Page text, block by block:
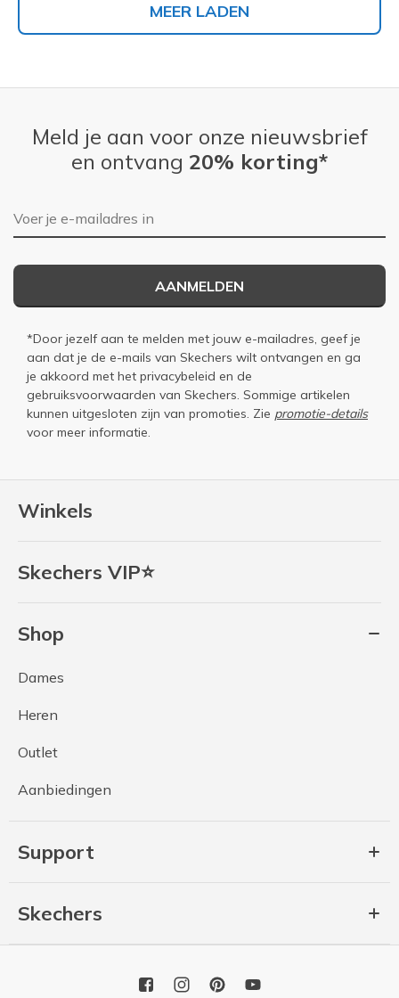
MEER LADEN
Winkels
Skechers VIP⭐
Shop
Dames
Heren
Outlet
Aanbiedingen
Support
Skechers
Meld je aan voor onze nieuwsbrief
en ontvang 20% korting*
E-mailadres
AANMELDEN
*Door jezelf aan te melden met jouw e-mailadres, geef je
aan dat je de e-mails van Skechers wilt ontvangen en ga
je akkoord met het privacybeleid en de
gebruiksvoorwaarden van Skechers. Sommige artikelen
kunnen uitgesloten zijn van promoties. Zie promotie-details
voor meer informatie.